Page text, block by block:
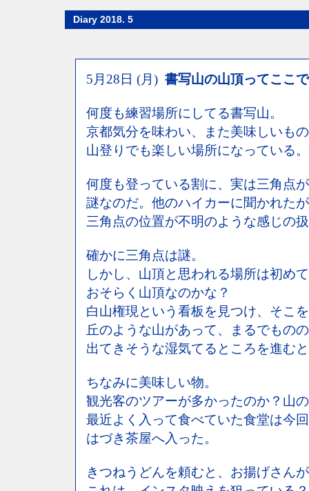
Diary 2018. 5
5月28日 (月) 書写山の山頂ってここ
何度も練習場所にしてる書写山。
京都気分を味わい、また美味しいも
山登りでも楽しい場所になっている。
何度も登っている割に、実は三角点
謎なのだ。他のハイカーに聞かれた
三角点の位置が不明のような感じの
確かに三角点は謎。
しかし、山頂と思われる場所は初め
おそらく山頂なのかな？
白山権現という看板を見つけ、そこ
丘のような山があって、まるでもの
出てきそうな湿気てるところを進む
ちなみに美味しい物。
観光客のツアーが多かったのか？山
最近よく入って食べていた食堂は今
はづき茶屋へ入った。
きつねうどんを頼むと、お揚げさん